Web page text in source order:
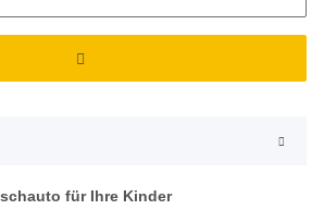
für Ihre Kinder